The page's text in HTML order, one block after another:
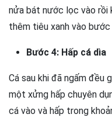
nửa bát nước lọc vào rồi
thêm tiêu xanh vào bước
Bước 4: Hấp cá dìa
Cá sau khi đã ngấm đều
một xửng hấp chuyên
cá vào và hấp trong